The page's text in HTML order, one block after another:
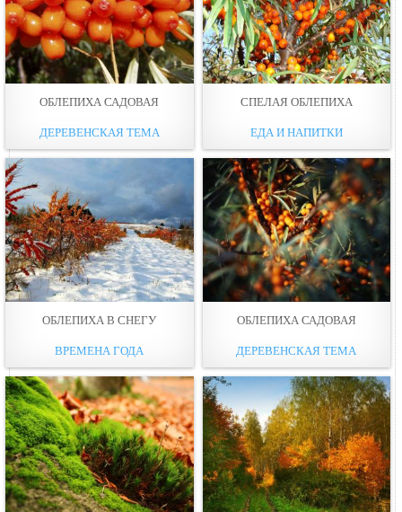
ОБЛЕПИХА САДОВАЯ
ДЕРЕВЕНСКАЯ ТЕМА
СПЕЛАЯ ОБЛЕПИХА
ЕДА И НАПИТКИ
ОБЛЕПИХА В СНЕГУ
ВРЕМЕНА ГОДА
ОБЛЕПИХА САДОВАЯ
ДЕРЕВЕНСКАЯ ТЕМА